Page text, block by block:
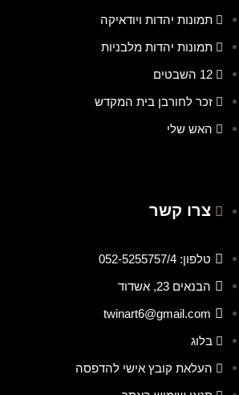
תמונות יהדות ויודאיקה
תמונות יהדות מלבניות
12 השבטים
זכר לחורבן בית המקדש
האש שלי
צרו קשר
טלפון: 052-5255757/4
הבנאים 23, אשדוד
twinart6@gmail.com
בלוג
העלאת קובץ אישי להדפסה